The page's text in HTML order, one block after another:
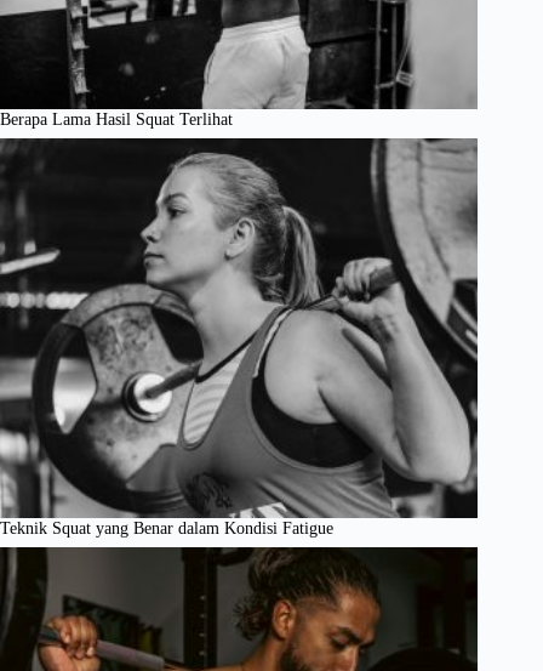
Berapa Lama Hasil Squat Terlihat
Teknik Squat yang Benar dalam Kondisi Fatigue